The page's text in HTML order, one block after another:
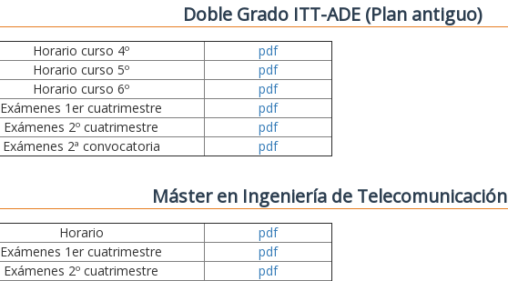
Doble Grado ITT-ADE (Plan antiguo)
Horario curso 4º
pdf
Horario curso 5º
pdf
Horario curso 6º
pdf
Exámenes 1er cuatrimestre
pdf
Exámenes 2º cuatrimestre
pdf
Exámenes 2ª convocatoria
pdf
Máster en Ingeniería de Telecomunicación
Horario
pdf
Exámenes 1er cuatrimestre
pdf
Exámenes 2º cuatrimestre
pdf